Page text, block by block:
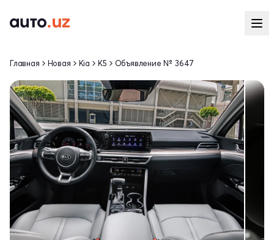
Главная Новая Kia K5 Объявление № 3647